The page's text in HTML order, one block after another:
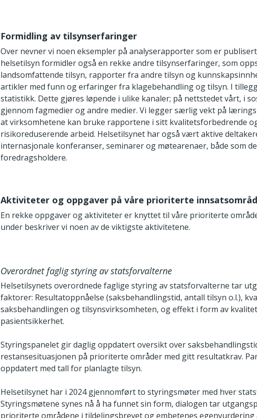
Formidling av tilsynserfaringer
Over nevner vi noen eksempler på analyserapporter som er
helsetilsyn formidler også en rekke andre tilsynserfaringer, som
landsomfattende tilsyn, rapporter fra andre tilsyn og
artikler med funn og erfaringer fra klagebehandling og tilsyn. I
statistikk. Dette gjøres løpende i ulike kanaler; på nettstedet vårt, i
gjennom fagmedier og andre medier. Vi legger særlig vekt på
at virksomhetene kan bruke rapportene i sitt kvalitetsforbedrende
risikoreduserende arbeid. Helsetilsynet har også vært aktive
internasjonale konferanser, seminarer og møtearenaer, både som
foredragsholdere.
Aktiviteter og oppgaver på våre prioriterte
En rekke oppgaver og aktiviteter er knyttet til våre prioriterte
under beskriver vi noen av de viktigste aktivitetene.
Overordnet faglig styring av statsforvalterne
Helsetilsynets overordnede faglige styring av statsforvalterne tar
faktorer: Resultatoppnåelse (saksbehandlingstid, antall tilsyn o.l.),
saksbehandlingen og tilsynsvirksomheten, og effekt i form av
pasientsikkerhet.
Styringspanelet gir daglig oppdatert oversikt over
restansesituasjonen på prioriterte områder med gitt resultatkrav.
oppdatert med tall for planlagte tilsyn.
Helsetilsynet har i 2024 gjennomført to styringsmøter med hver
Styringsmøtene synes nå å ha funnet sin form, dialogen tar
prioriterte områdene i tildelingsbrevet og embetenes egenvurdering